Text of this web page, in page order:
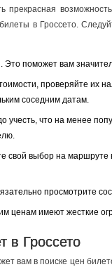
прекрасная
в Гроссето.
поможет вам
проверяйте их
соседним датам.
что на менее
свой выбор на
просмотрите
ценам имеют жесткие
в Гроссето
вам в поиске цен